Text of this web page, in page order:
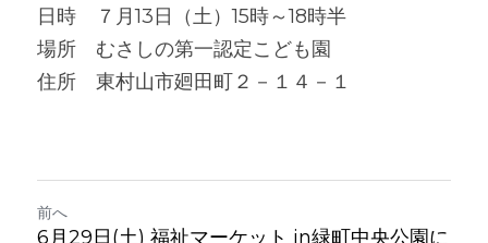
つばさ便りバックナンバー
日時　７月13日（土）15時～18時半
場所　むさしの第一認定こども園
住所　東村山市廻田町２－１４－１
前へ
6月29日(土) 福祉マーケット in緑町中央公園に